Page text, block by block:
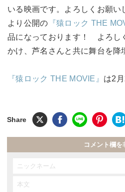
いる映画です。よろしくお願
より公開の 『猿ロック THE
品になっております！ よろし
かけ、芦名さんと共に舞台を降
『猿ロック THE MOVIE』 は2
コメント欄を